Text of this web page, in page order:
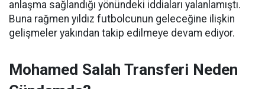
anlaşma sağlandığı yönündeki iddiaları yalanlamıştı.
Buna rağmen yıldız futbolcunun geleceğine ilişkin
gelişmeler yakından takip edilmeye devam ediyor.
Mohamed Salah Transferi Neden